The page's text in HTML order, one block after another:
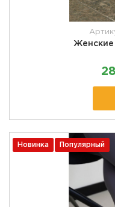
Женские
Новинка Популярный